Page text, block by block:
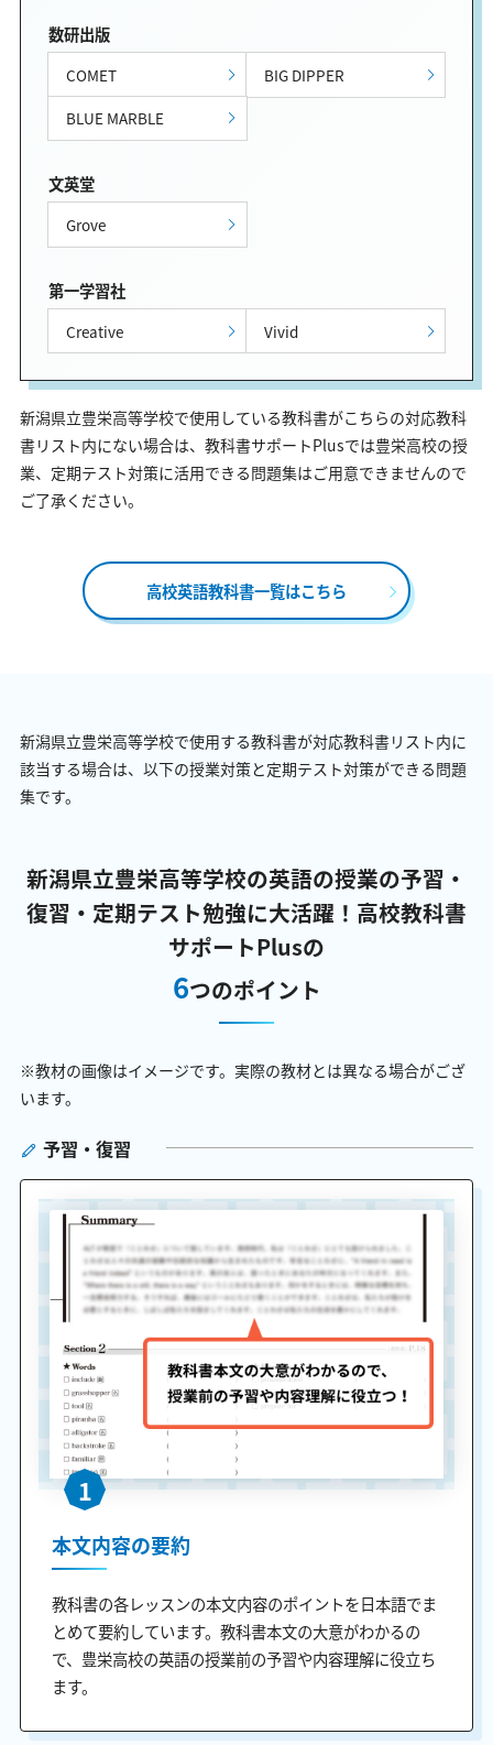
数研出版
COMET
BIG DIPPER
BLUE MARBLE
文英堂
Grove
第一学習社
Creative Vivid
新潟県立豊栄高等学校で使用している教科書がこちらの対応教科
書リスト内にない場合は、教科書サポートPlusでは豊栄高校の授
業、定期テスト対策に活用できる問題集はご用意できませんので
ご了承ください。
高校英語教科書一覧はこちら
新潟県立豊栄高等学校で使用する教科書が対応教科書リスト内に
該当する場合は、以下の授業対策と定期テスト対策ができる問題
集です。
新潟県立豊栄高等学校の英語の授業の予習・
復習・定期テスト勉強に大活躍！ 高校教科書
サポートPlusの
6つのポイント
※教材の画像はイメージです。実際の教材とは異なる場合がござ
います。
予習・復習
1
本文内容の要約
教科書の各レッスンの本文内容のポイントを日本語でま
とめて要約しています。教科書本文の大意がわかるの
で、豊栄高校の英語の授業前の予習や内容理解に役立ち
ます。